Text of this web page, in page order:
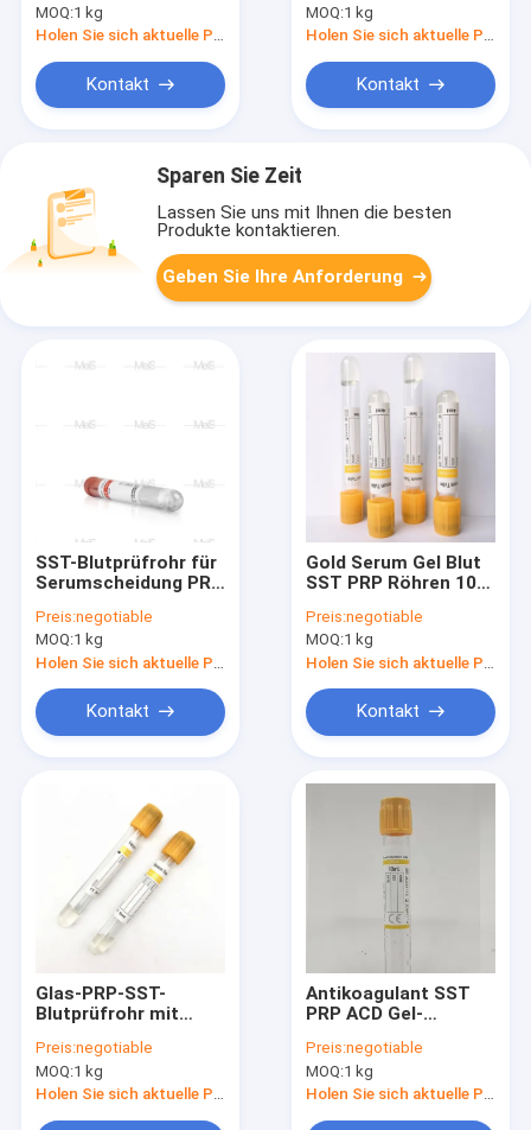
MOQ:1 kg
Holen Sie sich aktuelle Preis
Kontakt
Vakuum
MOQ:1 kg
Holen Sie sich aktuelle Preis
Kontakt
Sparen Sie Zeit
Lassen Sie uns mit Ihnen die besten
Produkte kontaktieren.
Geben Sie Ihre Anforderung
SST-Blutprüfrohr für
Serumscheidung PRP
Preis:negotiable
MOQ:1 kg
Kontakt
Gold Serum Gel Blut
SST PRP Röhren 10
Blutgerinnungsmittel
Preis:negotiable
MOQ:1 kg
Kontakt
Glas-PRP-SST-
Blutprüfrohr mit
Preis:negotiable
MOQ:1 kg
Holen Sie sich aktuelle Preis
Antikoagulant SST
PRP ACD Gel-
Preis:negotiable
MOQ:1 kg
Holen Sie sich aktuelle Preis